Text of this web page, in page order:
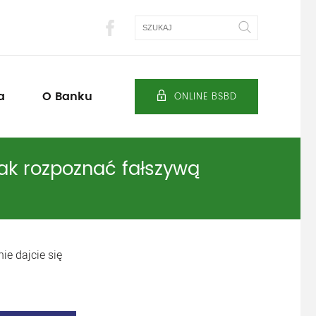
Szukaj
O Banku ONLINE BSBD
rozpoznać fałszywą
dajcie się